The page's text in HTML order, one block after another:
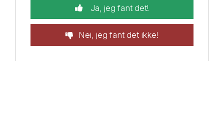
Ja, jeg fant det!
Nei, jeg fant det ikke!